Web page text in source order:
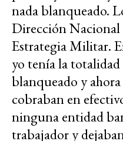
nada blanqueado.
Dirección
Estrategia Militar.
yo tenía la
blanqueado y
cobraban en
ninguna entidad
trabajador y